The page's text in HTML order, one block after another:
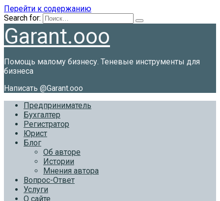
Перейти к содержанию
Search for:
Garant.ooo
Помощь малому бизнесу. Теневые инструменты для
бизнеса
Написать @Garant.ooo
Предприниматель
Бухгалтер
Регистратор
Юрист
Блог
Об авторе
Истории
Мнения автора
Вопрос-Ответ
Услуги
О сайте